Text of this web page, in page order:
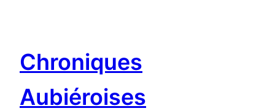
Chroniques
Aubiéroises